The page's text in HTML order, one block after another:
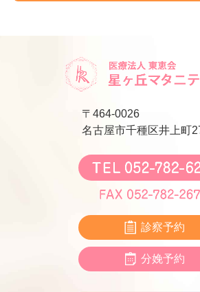
〒464-0026
名古屋市千種区井上町
診察予約
分娩予約